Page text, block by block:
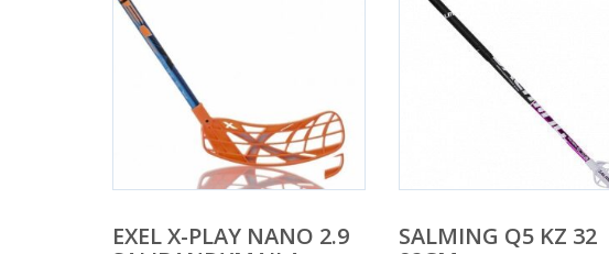
EXEL X-PLAY NANO 2.9
SALMING Q5 KZ 32